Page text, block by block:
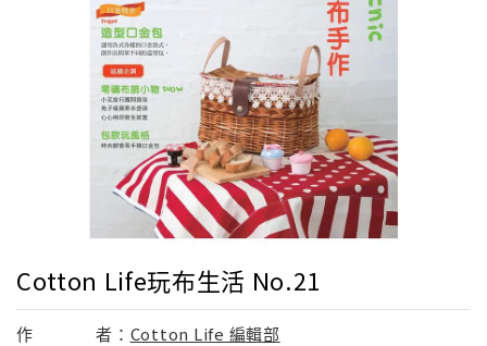
Cotton Life玩布生活 No.21
作 者： Cotton Life 編輯部